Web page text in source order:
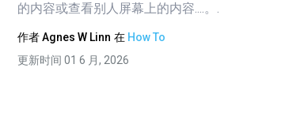
分享这篇文章
的内容或查看别人屏幕上的内容....。.
作者Agnes W Linn 在 How To
更新时间 01 6 月, 2026